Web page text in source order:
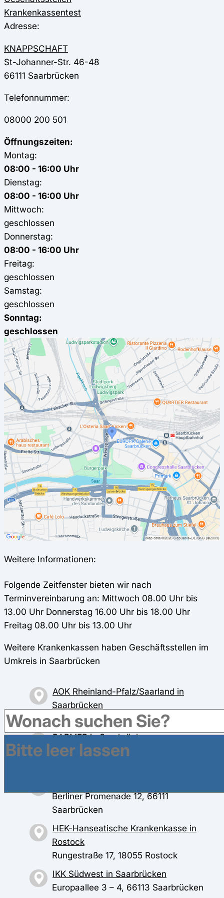
Krankenkassentest
Adresse:
KNAPPSCHAFT
St-Johanner-Str. 46-48
66111 Saarbrücken
Telefonnummer:
08000 200 501
Öffnungszeiten:
Montag:
08:00 - 16:00 Uhr
Dienstag:
08:00 - 16:00 Uhr
Mittwoch:
geschlossen
Donnerstag:
08:00 - 16:00 Uhr
Freitag:
geschlossen
Samstag:
geschlossen
Sonntag:
geschlossen
Weitere Informationen:
Folgende Zeitfenster bieten wir nach
Terminvereinbarung an: Mittwoch 08.00 Uhr bis
13.00 Uhr Donnerstag 16.00 Uhr bis 18.00 Uhr
Freitag 08.00 Uhr bis 13.00 Uhr
Weitere Krankenkassen haben Geschäftsstellen im
Umkreis in Saarbrücken
AOK Rheinland-Pfalz/Saarland in
Saarbrücken
Am Schanzenberg 10, 66117 Saarbrücken
BARMER in Saarbrücken
St. Johanner Str. 41-43, 66111
Berliner Promenade 12, 66111
Saarbrücken
HEK-Hanseatische Krankenkasse in
Rostock
Rungestraße 17, 18055 Rostock
IKK Südwest in Saarbrücken
Europaallee 3 – 4, 66113 Saarbrücken